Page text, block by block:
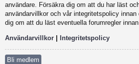
användare. Försäkra dig om att du har läst
användarvillkor och vår integritetspolicy
dig om att du läst eventuella forumregler
Användarvillkor | Integritetspolicy
Bli medlem